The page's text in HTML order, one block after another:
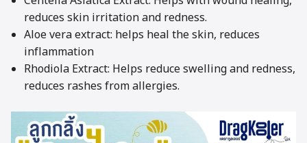
reduces skin irritation and redness.
Aloe vera extract: helps heal the skin, reduces
inflammation
Rhodiola Extract: Helps reduce swelling and redness,
reduces rashes from allergies.